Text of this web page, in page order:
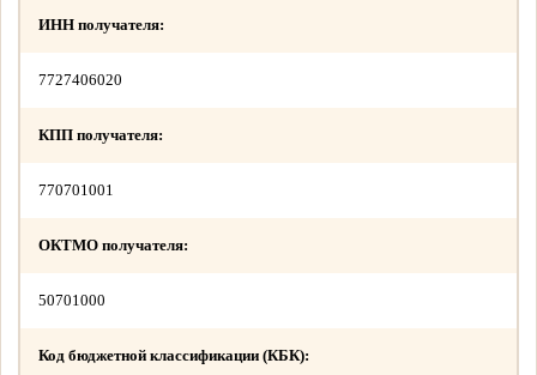
ИНН получателя:
7727406020
КПП получателя:
770701001
ОКТМО получателя:
50701000
Код бюджетной классификации (КБК):